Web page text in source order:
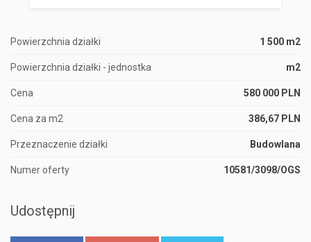
Powierzchnia działki 1 500 m2
Powierzchnia działki - jednostka m2
Cena 580 000 PLN
Cena za m2 386,67 PLN
Przeznaczenie działki Budowlana
Numer oferty 10581/3098/OGS
Udostępnij